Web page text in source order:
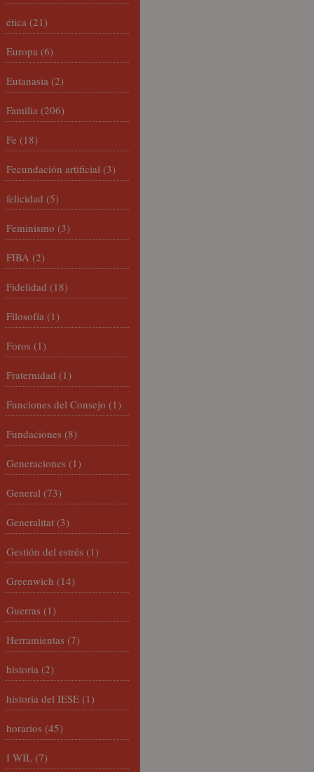
ética (21)
Europa (6)
Eutanasia (2)
Familia (206)
Fe (18)
Fecundación artificial (3)
felicidad (5)
Feminismo (3)
FIBA (2)
Fidelidad (18)
Filosofía (1)
Foros (1)
Fraternidad (1)
Funciones del Consejo (1)
Fundaciones (8)
Generaciones (1)
General (73)
Generalitat (3)
Gestión del estrés (1)
Greenwich (14)
Guerras (1)
Herramientas (7)
historia (2)
historia del IESE (1)
horarios (45)
I WIL (7)